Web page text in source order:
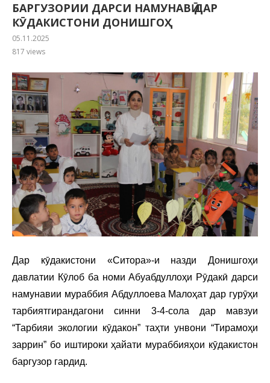
БАРГУЗОРИИ ДАРСИ НАМУНАВӢ ДАР
КӮДАКИСТОНИ ДОНИШГОҲ
05.11.2025
817 views
Дар кӯдакистони «Ситора»-и назди Донишгоҳи
давлатии Кӯлоб ба номи Абуабдуллоҳи Рӯдакӣ дарси
намунавии мураббия Абдуллоева Малоҳат дар гурӯҳи
тарбиятгирандагони синни 3-4-сола дар мавзуи
“Тарбияи экологии кӯдакон” таҳти унвони “Тирамоҳи
заррин” бо иштироки ҳайати мураббияҳои кӯдакистон
баргузор гардид.